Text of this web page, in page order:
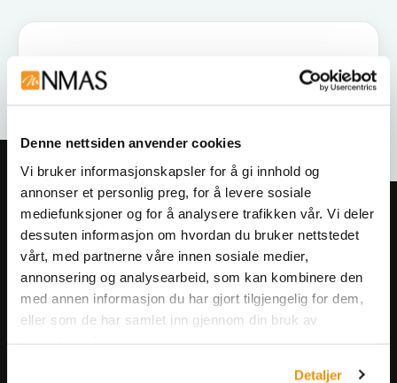
Denne nettsiden anvender cookies
Vi bruker informasjonskapsler for å gi innhold og
annonser et personlig preg, for å levere sosiale
mediefunksjoner og for å analysere trafikken vår. Vi deler
dessuten informasjon om hvordan du bruker nettstedet
vårt, med partnerne våre innen sosiale medier,
annonsering og analysearbeid, som kan kombinere den
med annen informasjon du har gjort tilgjengelig for dem,
eller som de har samlet inn gjennom din bruk av
Detaljer
Meld deg på vårt nyhetsbrev!
Få informasjon om produkter,
arrangementer og kampanjer.
Meld på nyhetsbrev